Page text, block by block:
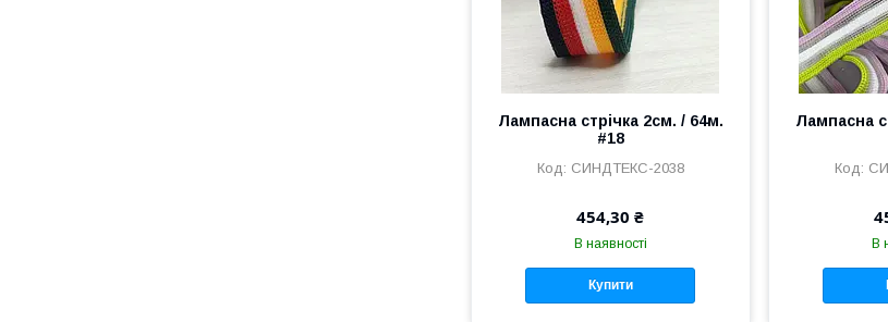
Лампасна стрічка 2см. / 64м.
#18
СИНДТЕКС-2038
454,30 ₴
В наявності
Купити
Лампасна
В